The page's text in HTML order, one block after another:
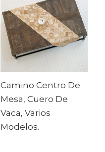
Camino Centro De
Mesa, Cuero De
Vaca, Varios
Modelos.